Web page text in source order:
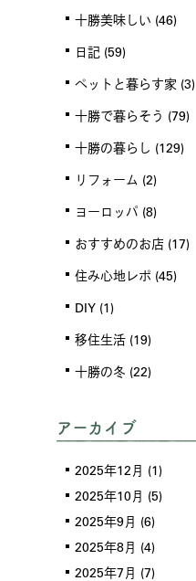
十勝美味しい (46)
日記 (59)
ペットと暮らす家 (3)
十勝で暮らそう (79)
十勝の暮らし (129)
リフォーム (2)
ヨーロッパ (8)
おすすめのお店 (17)
住み心地レポ (45)
DIY (1)
移住生活 (19)
十勝の冬 (22)
アーカイブ
2025年12月 (1)
2025年10月 (5)
2025年9月 (6)
2025年8月 (4)
2025年7月 (7)